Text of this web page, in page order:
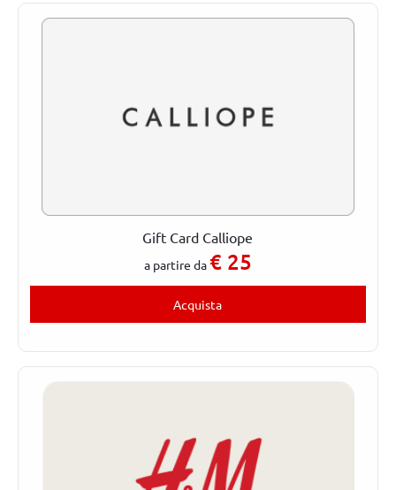
Gift Card Calliope
a partire da€ 25
Acquista